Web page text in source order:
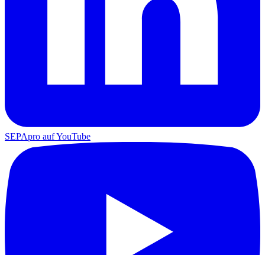
SEPApro auf YouTube